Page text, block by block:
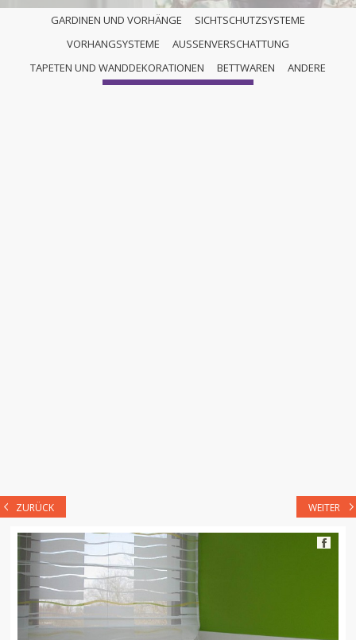
GARDINEN UND VORHÄNGE
SICHTSCHUTZSYSTEME
VORHANGSYSTEME
AUSSENVERSCHATTUNG
TAPETEN UND WANDDEKORATIONEN
BETTWAREN ANDERE
ANDERE
ZURÜCK WEITER